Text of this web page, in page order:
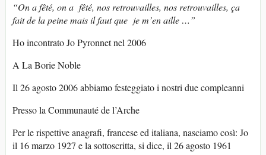
“On a fêté, on a fêté, nos retrouvailles, nos retrouvailles, ça
fait de la peine mais il faut que je m’en aille …”
Ho incontrato Jo Pyronnet nel 2006
A La Borie Noble
Il 26 agosto 2006 abbiamo festeggiato i nostri due compleanni
Presso la Communauté de l’Arche
Per le rispettive anagrafi, francese ed italiana, nasciamo così: Jo
il 16 marzo 1927 e la sottoscritta, si dice, il 26 agosto 1961